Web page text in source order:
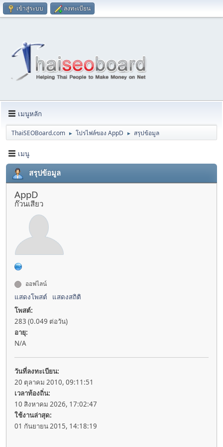
เข้าสู่ระบบ ลงทะเบียน
เมนูหลัก
ThaiSEOBoard.com ► โปรไฟล์ของ AppD ► สรุปข้อมูล
เมนู
สรุปข้อมูล
AppD
ก๊วนเสียว
ออฟไลน์
แสดงโพสต์
แสดงสถิติ
โพสต์:
283 (0.049 ต่อวัน)
อายุ:
N/A
วันที่ลงทะเบียน:
20 ตุลาคม 2010, 09:11:51
เวลาท้องถิ่น:
10 สิงหาคม 2026, 17:02:47
ใช้งานล่าสุด:
01 กันยายน 2015, 14:18:19